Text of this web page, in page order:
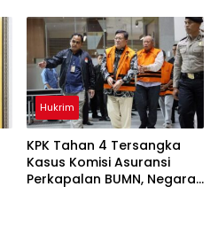
Dibekuk Polisi
Hukrim
KPK Tahan 4 Tersangka
Kasus Komisi Asuransi
Perkapalan BUMN, Negara